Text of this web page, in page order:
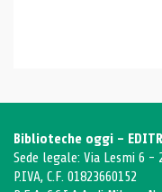
Biblioteche oggi -
Sede legale: Via Lesmi 6 -
P.IVA, C.F. 01823660152